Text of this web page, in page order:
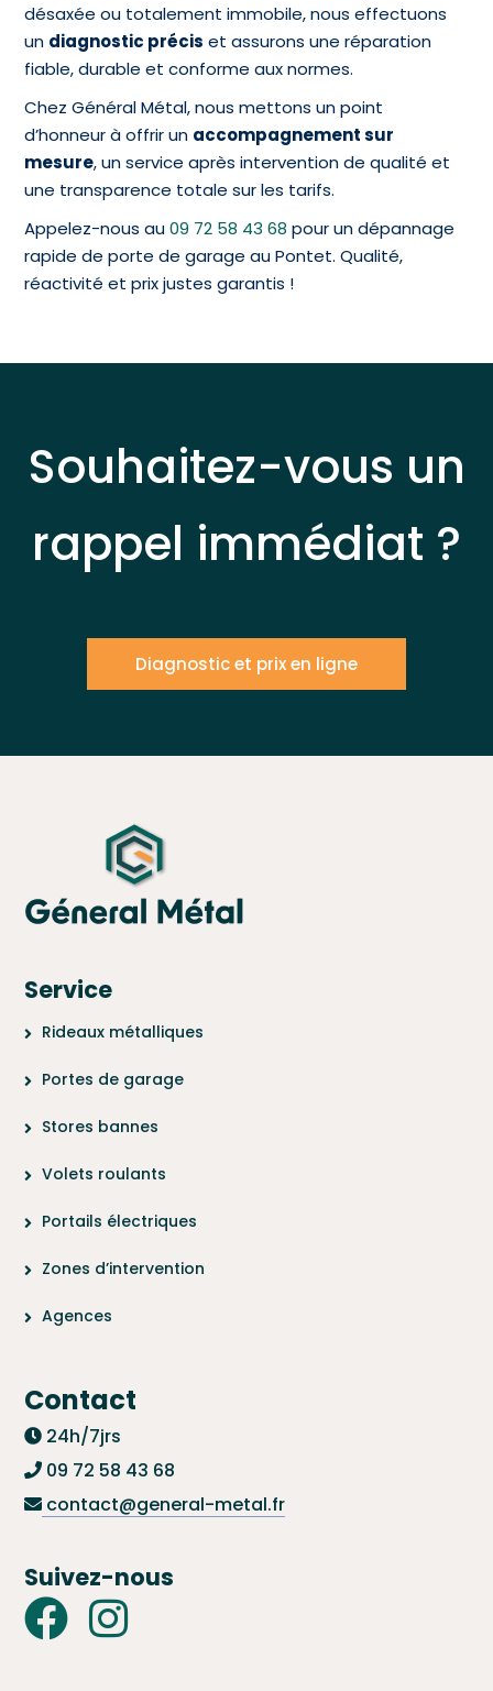
désaxée ou totalement immobile, nous effectuons
un diagnostic précis et assurons une réparation
fiable, durable et conforme aux normes.
Chez Général Métal, nous mettons un point
d’honneur à offrir un accompagnement sur
mesure, un service après intervention de qualité et
une transparence totale sur les tarifs.
Appelez-nous au09 72 58 43 68 pour un dépannage
rapide de porte de garage au Pontet. Qualité,
réactivité et prix justes garantis !
Souhaitez-vous un
rappel immédiat ?
Diagnostic et prix en ligne
Service
Rideaux métalliques
Portes de garage
Stores bannes
Volets roulants
Portails électriques
Zones d’intervention
Agences
Contact
24h/7jrs
09 72 58 43 68
contact@general-metal.fr
Suivez-nous